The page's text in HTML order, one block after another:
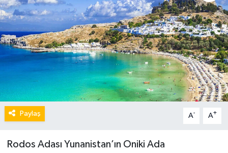
Paylaş A- A+
Rodos Adası Yunanistan’ın Oniki Ada
Gazipaşa